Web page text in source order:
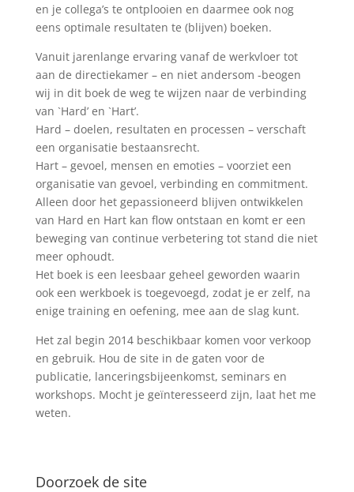
en je collega’s te ontplooien en daarmee ook nog
eens optimale resultaten te (blijven) boeken.
Vanuit jarenlange ervaring vanaf de werkvloer tot
aan de directiekamer – en niet andersom -beogen
wij in dit boek de weg te wijzen naar de verbinding
van `Hard’ en `Hart’.
Hard – doelen, resultaten en processen – verschaft
een organisatie bestaansrecht.
Hart – gevoel, mensen en emoties – voorziet een
organisatie van gevoel, verbinding en commitment.
Alleen door het gepassioneerd blijven ontwikkelen
van Hard en Hart kan flow ontstaan en komt er een
beweging van continue verbetering tot stand die niet
meer ophoudt.
Het boek is een leesbaar geheel geworden waarin
ook een werkboek is toegevoegd, zodat je er zelf, na
enige training en oefening, mee aan de slag kunt.
Het zal begin 2014 beschikbaar komen voor verkoop
en gebruik. Hou de site in de gaten voor de
publicatie, lanceringsbijeenkomst, seminars en
workshops. Mocht je geïnteresseerd zijn, laat het me
weten.
Doorzoek de site